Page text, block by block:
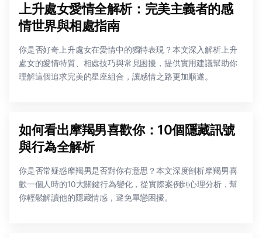
上升處女愛情全解析：完美主義者的感
情世界與相處指南
你是否好奇上升處女在愛情中的獨特表現？本文深入解析上升
處女的愛情特質、相處技巧與常見困擾，提供實用建議幫助你
理解這個追求完美的星座組合，讓感情之路更加順遂。
如何看出摩羯男喜歡你：10個隱藏訊號
與行為全解析
你是否常疑惑摩羯男是否對你有意思？本文深度剖析摩羯男喜
歡一個人時的10大關鍵行為變化，從實際案例到心理分析，幫
你輕鬆解讀他的隱藏情感，避免單戀困擾。